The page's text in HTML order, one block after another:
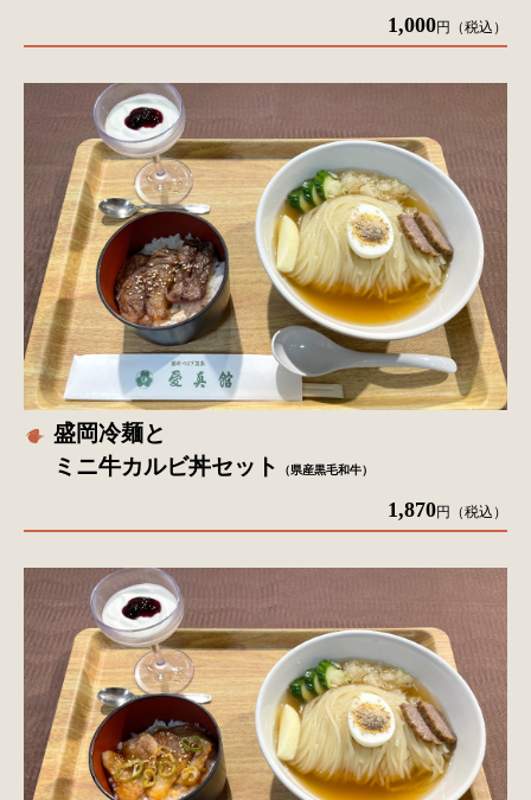
1,000円（税込）
盛岡冷麺と
ミニ牛カルビ丼セット
（県産黒毛和牛）
1,870円（税込）